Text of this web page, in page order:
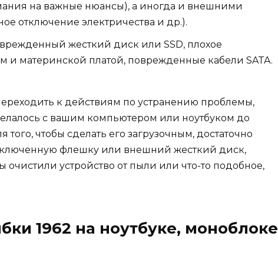
на важные нюансы), а иногда и внешними
отключение электричества и др.).
жесткий диск или SSD, плохое
материнской платой, поврежденные кабели SATA.
к действиям по устранению проблемы,
с вашим компьютером или ноутбуком до
чтобы сделать его загрузочным, достаточно
флешку или внешний жесткий диск,
очистили устройство от пыли или что-то подобное,
1962 на ноутбуке, моноблоке